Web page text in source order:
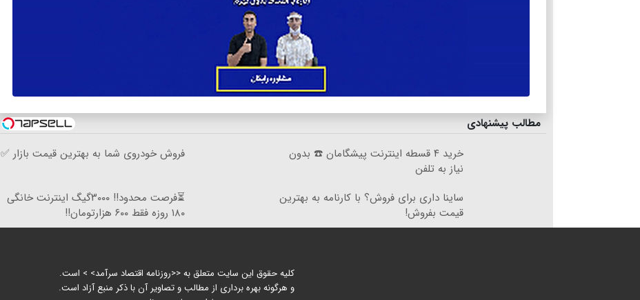
مطالب پیشنهادی
خرید ۴ قسطه اینترنت پیشگامان ☎️ بدون
نیاز به تلفن
فروش خودروی شما به بهترین قیمت بازار ✅
ساینا داری برای فروش؟ با کارنامه به بهترین
قیمت بفروش!
⏳فرصت محدود!! ۳۰۰۰گیگ اینترنت خانگی
۱۸۰ روزه فقط ۶۰۰ هزارتومان!!
کلیه حقوق این سایت متعلق به <<روزنامه اقتصاد سرآمد> > است.
و هرگونه بهره برداری از مطالب و تصاویر آن با ذکر منبع آزاد است.